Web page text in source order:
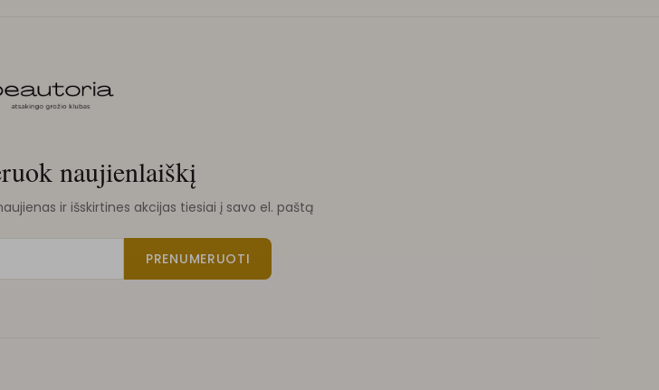
naujienlaiškį
ir išskirtines akcijas tiesiai į savo el. paštą
PRENUMERUOTI